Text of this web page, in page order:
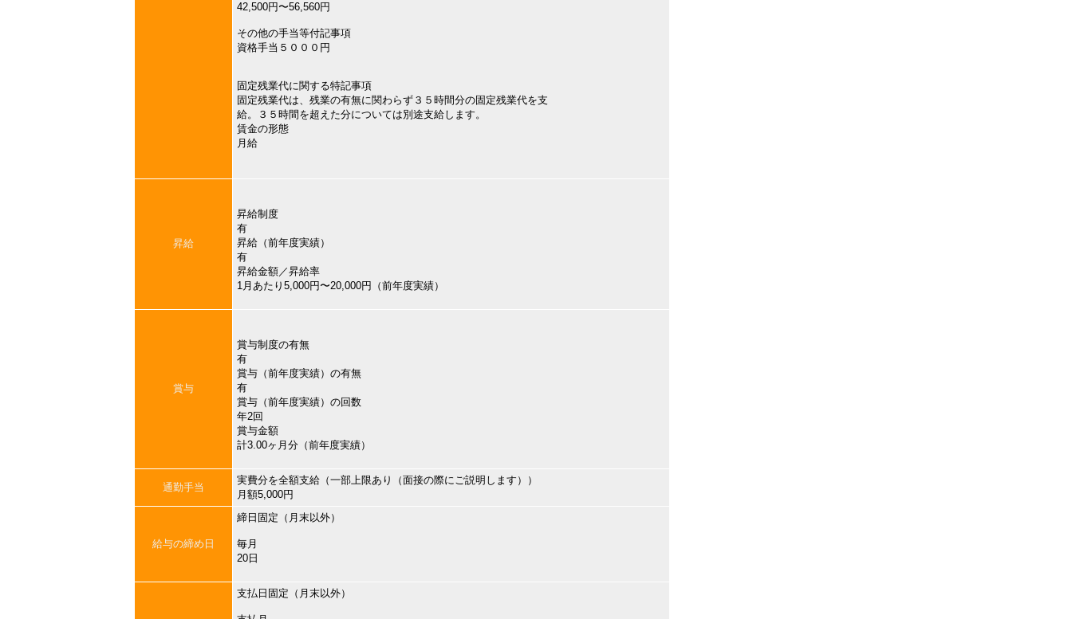
42,500円〜56,560円
その他の手当等付記事項
資格手当５０００円
固定残業代に関する特記事項
固定残業代は、残業の有無に関わらず３５時間分の固定残業代を支
給。３５時間を超えた分については別途支給します。
賃金の形態
月給
昇給
昇給制度
有
昇給（前年度実績）
有
昇給金額／昇給率
1月あたり5,000円〜20,000円（前年度実績）
賞与
賞与制度の有無
有
賞与（前年度実績）の有無
有
賞与（前年度実績）の回数
年2回
賞与金額
計3.00ヶ月分（前年度実績）
通勤手当
実費分を全額支給（一部上限あり（面接の際にご説明します））
月額5,000円
給与の締め日
締日固定（月末以外）
毎月
20日
支払日固定（月末以外）